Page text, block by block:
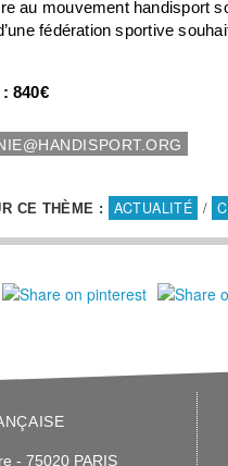
au mouvement handisport
fédération sportive
840€
CE THÈME : ACTUALITÉ /
- 75020 PARIS